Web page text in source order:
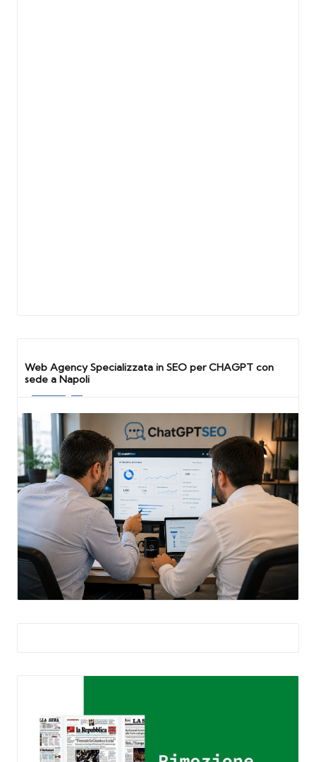
Web Agency Specializzata in SEO per CHAGPT con
sede a Napoli